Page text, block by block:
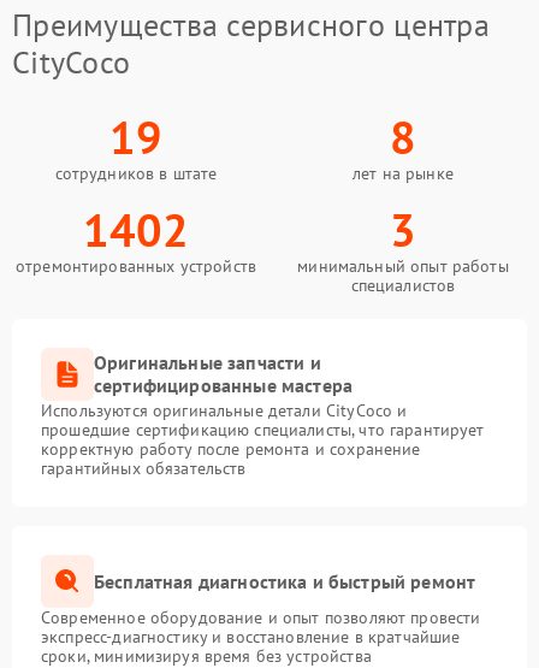
Преимущества сервисного центра
CityCoco
19
сотрудников в штате
8
лет на рынке
1402
отремонтированных устройств
3
минимальный опыт работы
специалистов
Оригинальные запчасти и
сертифицированные мастера
Используются оригинальные детали CityCoco и
прошедшие сертификацию специалисты, что гарантирует
корректную работу после ремонта и сохранение
гарантийных обязательств
Бесплатная диагностика и быстрый ремонт
Современное оборудование и опыт позволяют провести
экспресс-диагностику и восстановление в кратчайшие
сроки, минимизируя время без устройства